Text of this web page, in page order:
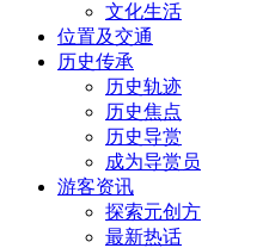
文化生活
位置及交通
历史传承
历史轨迹
历史焦点
历史导赏
成为导赏员
游客资讯
探索元创方
最新热话